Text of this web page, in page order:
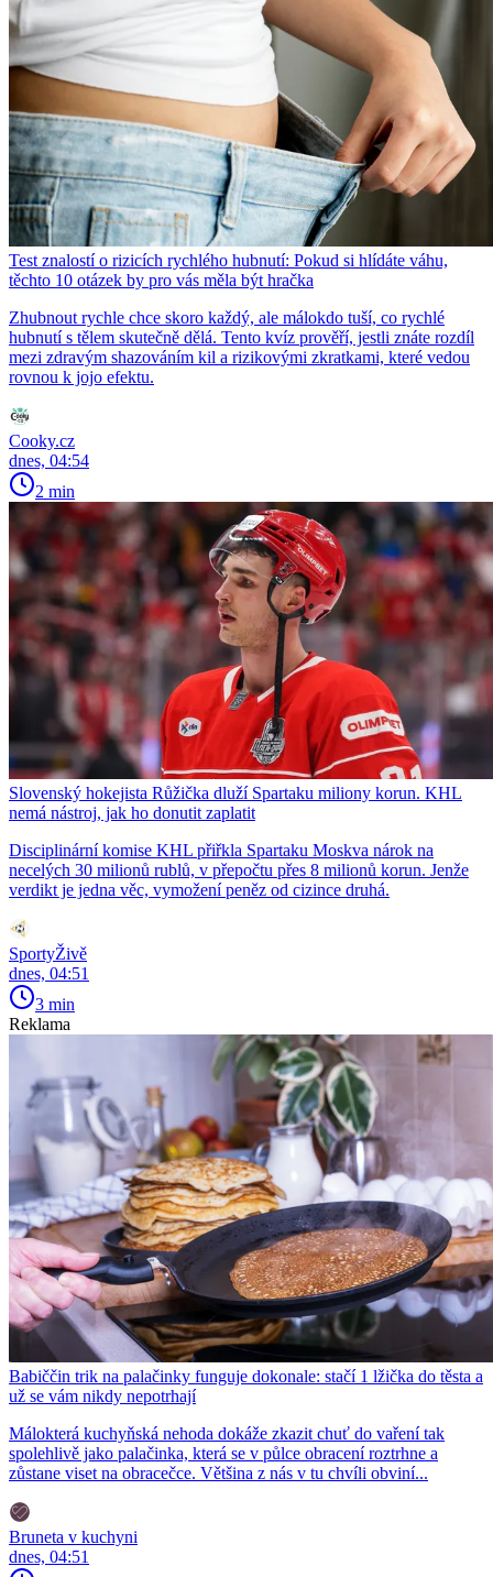
Test znalostí o rizicích rychlého hubnutí: Pokud si hlídáte váhu,
těchto 10 otázek by pro vás měla být hračka
Zhubnout rychle chce skoro každý, ale málokdo tuší, co rychlé
hubnutí s tělem skutečně dělá. Tento kvíz prověří, jestli znáte rozdíl
mezi zdravým shazováním kil a rizikovými zkratkami, které vedou
rovnou k jojo efektu.
Cooky.cz
dnes, 04:54
2 min
Slovenský hokejista Růžička dluží Spartaku miliony korun. KHL
nemá nástroj, jak ho donutit zaplatit
Disciplinární komise KHL přiřkla Spartaku Moskva nárok na
necelých 30 milionů rublů, v přepočtu přes 8 milionů korun. Jenže
verdikt je jedna věc, vymožení peněz od cizince druhá.
SportyŽivě
dnes, 04:51
3 min
Reklama
Babiččin trik na palačinky funguje dokonale: stačí 1 lžička do těsta a
už se vám nikdy nepotrhají
Málokterá kuchyňská nehoda dokáže zkazit chuť do vaření tak
spolehlivě jako palačinka, která se v půlce obracení roztrhne a
zůstane viset na obracečce. Většina z nás v tu chvíli obviní...
Bruneta v kuchyni
dnes, 04:51